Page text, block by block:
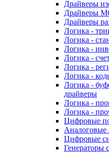
Драйверы
Драйверы
Драйверы
Логика -
Логика -
Логика -
Логика -
Логика -
Логика -
Логика -
драйверы
Логика -
Логика -
Цифровые
Аналоговые
Цифровые
Генераторы